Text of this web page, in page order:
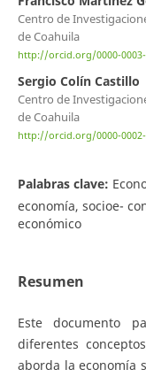
Centro de
de Coahuila
http://orcid.org/0000-0003-
Sergio Colín Castillo
Centro de
de Coahuila
http://orcid.org/0000-0002-
Palabras clave:
economía, socioe-
económico
Resumen
Este documento
diferentes
aborda la economía